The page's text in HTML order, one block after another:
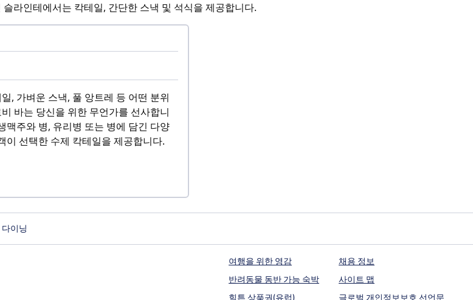
라인테에서는 칵테일, 간단한 스낵 및 석식을 제공합니다.
시
, 가벼운 스낵, 풀 앙트레 등 어떤 분위
바는 당신을 위한 무언가를 선사합니
맥주와 병, 유리병 또는 병에 담긴 다양
이 선택한 수제 칵테일을 제공합니다.
다이닝
여행을 위한 영감
반려동물 동반 가능 숙박
힐튼 상품권(유럽)
채용 정보
사이트 맵
글로벌 개인정보보호 선언문